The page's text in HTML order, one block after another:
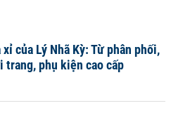
của Lý Nhã Kỳ: Từ phân phối,
phụ kiện cao cấp